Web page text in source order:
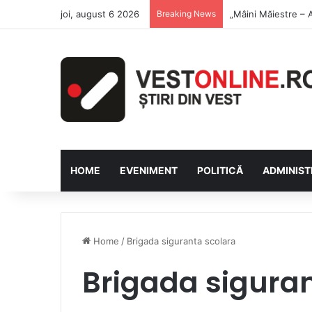
joi, august 6 2026 Breaking News Săptămâna
HOME EVENIMENT POLITICĂ
Home / Brigada siguranta scolara
Brigada